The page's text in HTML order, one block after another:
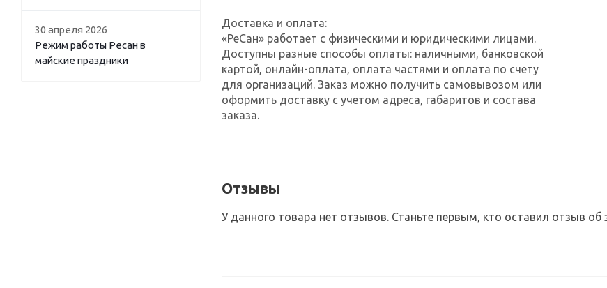
Доставка и оплата:
«РеСан» работает с физическими и юридическими лицами.
Доступны разные способы оплаты: наличными, банковской
картой, онлайн-оплата, оплата частями и оплата по счету
для организаций. Заказ можно получить самовывозом или
оформить доставку с учетом адреса, габаритов и состава
заказа.
Отзывы
У данного товара нет отзывов. Станьте первым, кто оставил отзыв об
30 апреля 2026
Режим работы Ресан в
майские праздники